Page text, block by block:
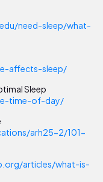
need-sleep/what-
affects-sleep/
Sleep
time-of-day/
arh25-2/101-
articles/what-is-